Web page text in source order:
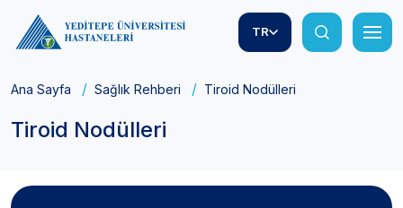
TR
Ana Sayfa Sağlık Rehberi Tiroid Nodülleri
Tiroid Nodülleri